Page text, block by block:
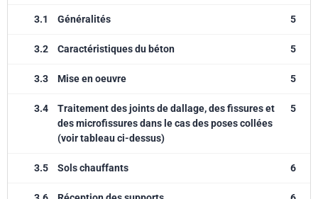
3.1 Généralités 5
3.2 Caractéristiques du béton 5
3.3 Mise en oeuvre 5
3.4
Traitement des joints de dallage, des fissures et
des microfissures dans le cas des poses collées
(voir tableau ci-dessus)
5
3.5 Sols chauffants 6